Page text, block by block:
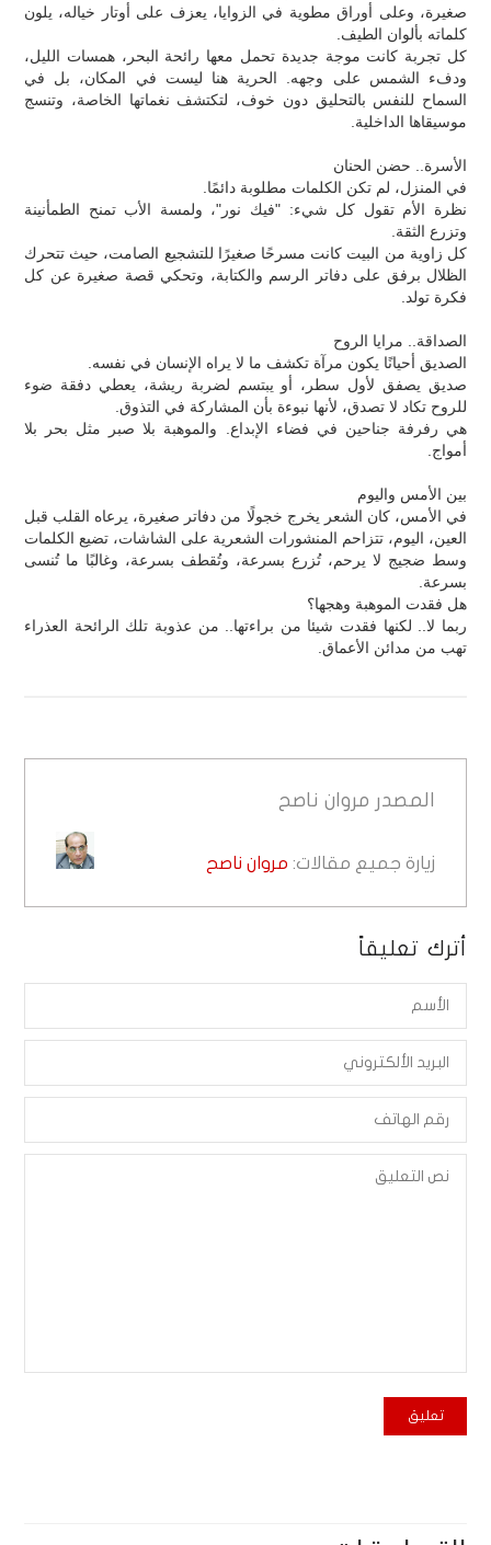
صغيرة، وعلى أوراق مطوية في الزوايا، يعزف على أوتار خياله، يلون
كلماته بألوان الطيف.
كل تجربة كانت موجة جديدة تحمل معها رائحة البحر، همسات الليل،
ودفء الشمس على وجهه. الحرية هنا ليست في المكان، بل في
السماح للنفس بالتحليق دون خوف، لتكتشف نغماتها الخاصة، وتنسج
موسيقاها الداخلية.
الأسرة.. حضن الحنان
في المنزل، لم تكن الكلمات مطلوبة دائمًا.
نظرة الأم تقول كل شيء: "فيك نور"، ولمسة الأب تمنح الطمأنينة
وتزرع الثقة.
كل زاوية من البيت كانت مسرحًا صغيرًا للتشجيع الصامت، حيث تتحرك
الظلال برفق على دفاتر الرسم والكتابة، وتحكي قصة صغيرة عن كل
فكرة تولد.
الصداقة.. مرايا الروح
الصديق أحيانًا يكون مرآة تكشف ما لا يراه الإنسان في نفسه.
صديق يصفق لأول سطر، أو يبتسم لضربة ريشة، يعطي دفقة ضوء
للروح تكاد لا تصدق، لأنها نبوءة بأن المشاركة في التذوق.
هي رفرفة جناحين في فضاء الإبداع. والموهبة بلا صبر مثل بحر بلا
أمواج.
بين الأمس واليوم
في الأمس، كان الشعر يخرج خجولًا من دفاتر صغيرة، يرعاه القلب قبل
العين، اليوم، تتزاحم المنشورات الشعرية على الشاشات، تضيع الكلمات
وسط ضجيج لا يرحم، تُزرع بسرعة، وتُقطف بسرعة، وغالبًا ما تُنسى
بسرعة.
هل فقدت الموهبة وهجها؟
ربما لا.. لكنها فقدت شيئا من براءتها.. من عذوبة تلك الرائحة العذراء
تهب من مدائن الأعماق.
المصدر مروان ناصح
زيارة جميع مقالات: مروان ناصح
أترك تعليقاً